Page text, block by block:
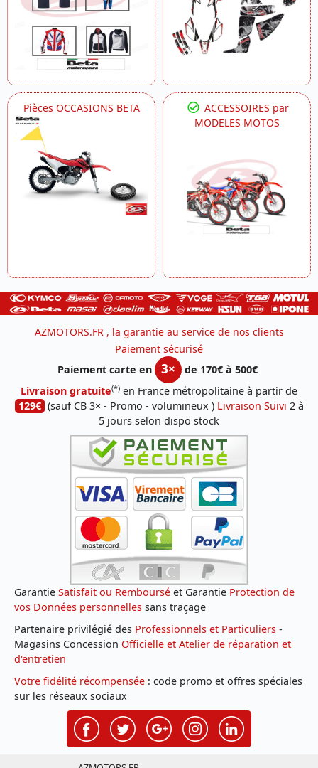
Pièces OCCASIONS BETA
ACCESSOIRES par
MODELES MOTOS
AZMOTORS.FR , la garantie au service de nos clients
Paiement sécurisé
Paiement carte en
3×
de 170€ à 500€
Livraison gratuite(*) en France métropolitaine à partir de
129€ (sauf CB 3× - Promo - volumineux ) Livraison Suivi 2 à
5 jours selon dispo stock
Garantie Satisfait ou Remboursé et Garantie Protection de
vos Données personnelles sans traçage
Partenaire privilégié des Professionnels et Particuliers -
Magasins Concession Officielle et Atelier de réparation et
d'entretien
Votre fidélité récompensée : code promo et offres spéciales
sur les réseaux sociaux